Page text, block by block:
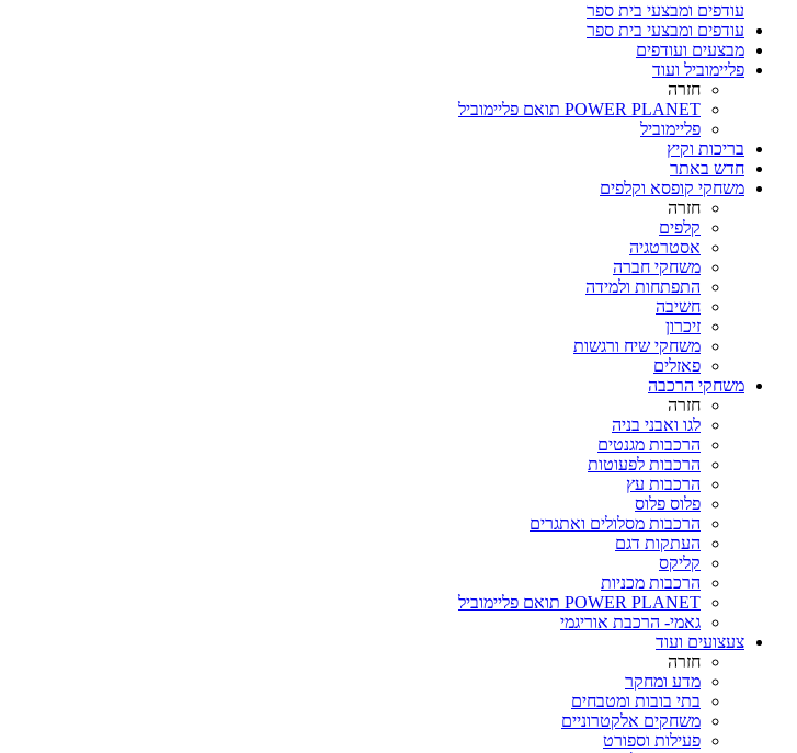
עודפים ומבצעי בית ספר
עודפים ומבצעי בית ספר
מבצעים ועודפים
פליימוביל ועוד
חזרה
POWER PLANET תואם פליימוביל
פליימוביל
בריכות וקיץ
חדש באתר
משחקי קופסא וקלפים
חזרה
קלפים
אסטרטגיה
משחקי חברה
התפתחות ולמידה
חשיבה
זיכרון
משחקי שיח ורגשות
פאזלים
משחקי הרכבה
חזרה
לגו ואבני בניה
הרכבות מגנטים
הרכבות לפעוטות
הרכבות עץ
פלוס פלוס
הרכבות מסלולים ואתגרים
העתקות דגם
קליקס
הרכבות מכניות
POWER PLANET תואם פליימוביל
גאמי- הרכבת אוריגמי
צעצועים ועוד
חזרה
מדע ומחקר
בתי בובות ומטבחים
משחקים אלקטרוניים
פעילות וספורט